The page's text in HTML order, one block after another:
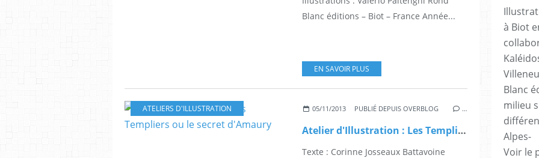
Blanc éditions – Biot – France Année...
EN SAVOIR PLUS
ATELIERS D'ILLUSTRATION 05/11/2013 PUBLIÉ DEPUIS OVERBLOG …
Atelier d'Illustration : Les Templiers ou le secret d'Amaury
Texte : Corinne Josseaux Battavoine
à Biot
Blanc
milieu
Alpes-
Voir le